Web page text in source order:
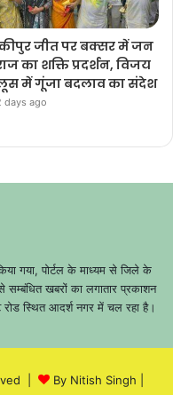
जीत पर बक्सर में जन
का शक्ति प्रदर्शन, विजय
में गूंजा बदलाव का संदेश
days ago
गया, पोर्टल के माध्यम से जिले के
सम्बंधित खबरों का लगातार प्रकाशन
रोड स्थित आदर्श नगर में चल रहा है।
| By Nitish Singh